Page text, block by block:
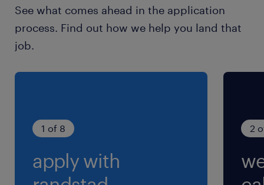
レンダーによる
就業時間
8:15-17:20（実働8時間00分・休憩65分）
残業は月10～20時間
See what comes ahead in the application
process. Find out how we help you land that
job.
1 of 8
apply with
2